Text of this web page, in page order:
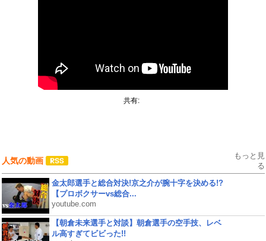
共有:
人気の動画
もっと見
る
金太郎選手と総合対決!京之介が腕十字を決める!?
【プロボクサーvs総合...
youtube.com
【朝倉未来選手と対談】朝倉選手の空手技、レベ
ル高すぎてビビった!!